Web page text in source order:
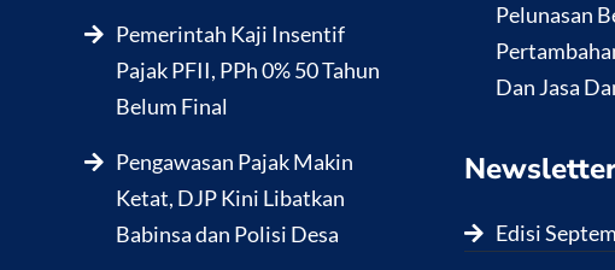
Pemerintah Kaji Insentif
Pajak PFII, PPh 0% 50 Tahun
Belum Final
Pengawasan Pajak Makin
Ketat, DJP Kini Libatkan
Babinsa dan Polisi Desa
Pelunasan
Dan Jasa
Edisi